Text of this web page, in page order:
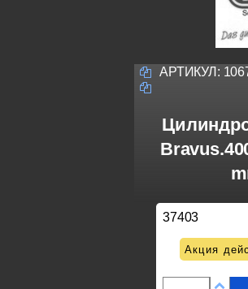
АРТИКУЛ:
37403
Акция